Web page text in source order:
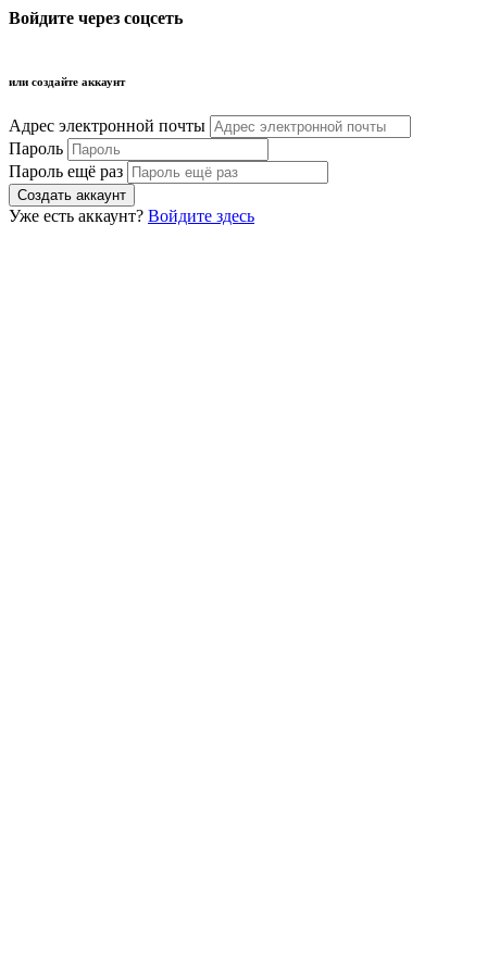
Войдите через соцсеть
или создайте аккаунт
Адрес электронной почты
Пароль
Пароль ещё раз
Уже есть аккаунт? Войдите здесь